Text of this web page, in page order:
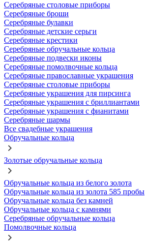
Серебряные столовые приборы
Серебряные броши
Серебряные булавки
Серебряные детские серьги
Серебряные крестики
Серебряные обручальные кольца
Серебряные подвески иконы
Серебряные помолвочные кольца
Серебряные православные украшения
Серебряные столовые приборы
Серебряные украшения для пирсинга
Серебряные украшения с бриллиантами
Серебряные украшения с фианитами
Серебряные шармы
Все свадебные украшения
Обручальные кольца
Золотые обручальные кольца
Обручальные кольца из белого золота
Обручальные кольца из золота 585 пробы
Обручальные кольца без камней
Обручальные кольца с камнями
Серебряные обручальные кольца
Помолвочные кольца